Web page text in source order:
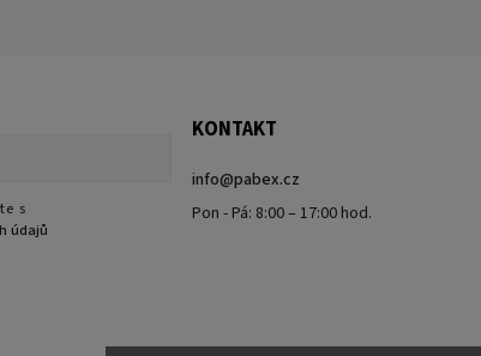
s
údajů
KONTAKT
info@pabex.cz
Pon - Pá: 8:00 – 17:00 hod.